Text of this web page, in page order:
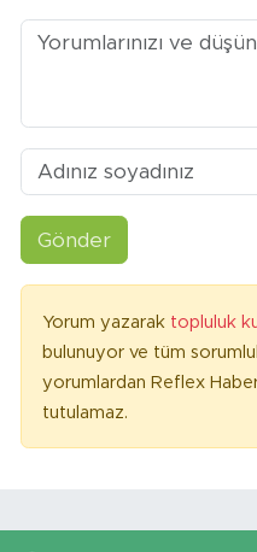
Gönder
Yorum yazarak topluluk
bulunuyor ve tüm
yorumlardan Reflex
tutulamaz.